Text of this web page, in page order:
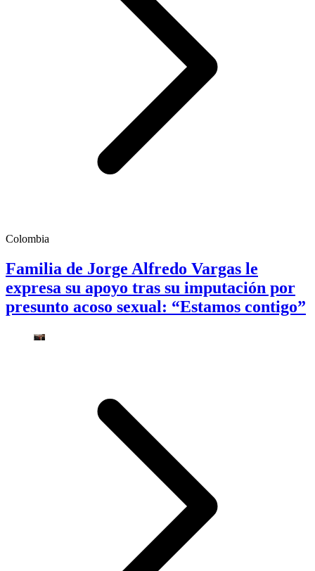
Colombia
Familia de Jorge Alfredo Vargas le
expresa su apoyo tras su imputación por
presunto acoso sexual: “Estamos contigo”